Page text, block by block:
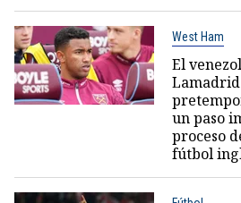
West Ham
El
un paso
proceso
fútbol